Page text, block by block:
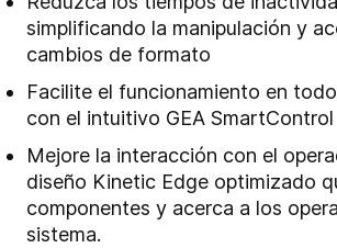
simplificando la manipulación y
cambios de formato
Facilite el funcionamiento en
con el intuitivo GEA SmartControl
Mejore la interacción con el
diseño Kinetic Edge optimizado
componentes y acerca a los
sistema.